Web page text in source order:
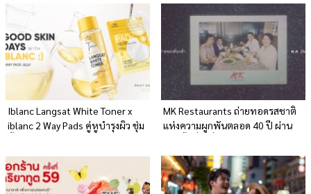
Iblanc Langsat White Toner x
iblanc 2 Way Pads คู่หูบำรุงผิว ชุ่ม
MK Restaurants ถ่ายทอดรสชาติ
แห่งความผูกพันตลอด 40 ปี ผ่าน
Brand Asset ที่ทรงพลังที่สุด